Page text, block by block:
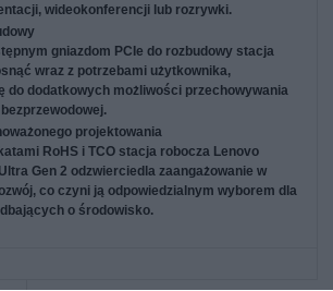
wideokonferencji lub rozrywki.
gniazdom PCIe do rozbudowy stacja
wraz z potrzebami użytkownika,
do dodatkowych możliwości przechowywania
projektowania
RoHS i TCO stacja robocza Lenovo
Gen 2 odzwierciedla zaangażowanie w
co czyni ją odpowiedzialnym wyborem dla
o środowisko.